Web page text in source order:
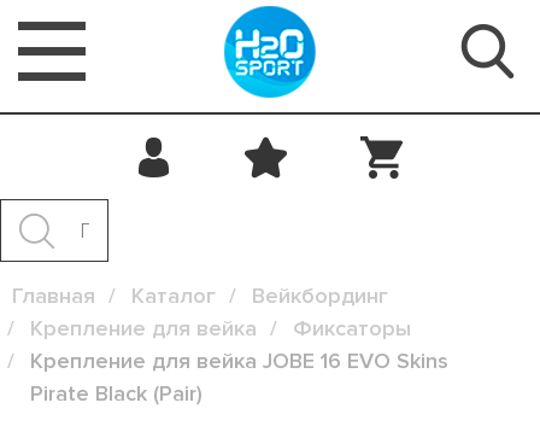
Главная Каталог
Вейкбординг
Крепление для вейка
Фиксаторы
Крепление для вейка JOBE 16 EVO Skins
Pirate Black (Pair)